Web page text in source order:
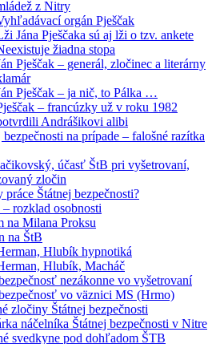
z Nitry
orgán Pješčak
Jána Pješčaka sú aj lži o tzv. ankete
žiadna stopa
Pješčak – generál, zločinec a literárny
Pješčak – ja nič, to Pálka …
– francúzky už v roku 1982
Andrášikovi alibi
na prípade – falošné razítka
účasť ŠtB pri vyšetrovaní,
zločin
práce Štátnej bezpečnosti?
– rozklad osobnosti
na Milana Proksu
na ŠtB
Hlubík hypnotiká
Hlubík, Macháč
nezákonne vo vyšetrovaní
vo väznici MS (Hrmo)
zločiny Štátnej bezpečnosti
náčelníka Štátnej bezpečnosti v Nitre
svedkyne pod dohľadom ŠTB